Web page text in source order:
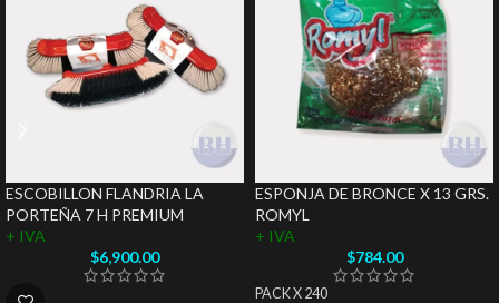
ESCOBILLON FLANDRIA LA
PORTEÑA 7 H PREMIUM
+ IVA
$6,900.00
ESPONJA DE BRONCE X 13 GRS.
ROMYL
+ IVA
$784.00
PACK X 240